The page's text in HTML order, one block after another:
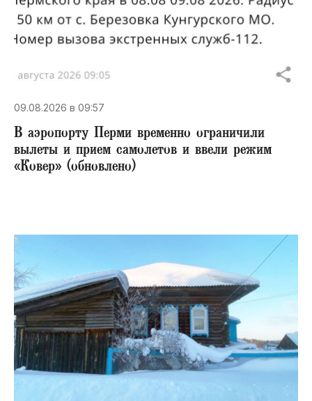
09.08.2026 в 09:57
В аэропорту Перми временно ограничили
вылеты и прием самолетов и ввели режим
«Ковер» (обновлено)